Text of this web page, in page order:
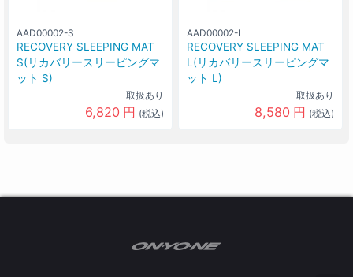
AAD00002-S
RECOVERY SLEEPING MAT
S(リカバリースリーピングマ
ット S)
取扱あり
6,820 円 (税込)
AAD00002-L
RECOVERY SLEEPING MAT
L(リカバリースリーピングマ
ット L)
取扱あり
8,580 円 (税込)